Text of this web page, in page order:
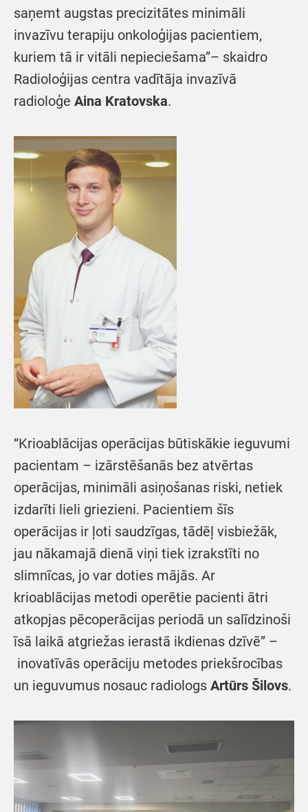
saņemt augstas precizitātes minimāli
invazīvu terapiju onkoloģijas pacientiem,
kuriem tā ir vitāli nepieciešama”– skaidro
Radioloģijas centra vadītāja invazīvā
radioloģe Aina Kratovska.
“Krioablācijas operācijas būtiskākie ieguvumi
pacientam – izārstēšanās bez atvērtas
operācijas, minimāli asiņošanas riski, netiek
izdarīti lieli griezieni. Pacientiem šīs
operācijas ir ļoti saudzīgas, tādēļ visbiežāk,
jau nākamajā dienā viņi tiek izrakstīti no
slimnīcas, jo var doties mājās. Ar
krioablācijas metodi operētie pacienti ātri
atkopjas pēcoperācijas periodā un salīdzinoši
īsā laikā atgriežas ierastā ikdienas dzīvē” –
inovatīvās operāciju metodes priekšrocības
un ieguvumus nosauc radiologs Artūrs Šilovs.